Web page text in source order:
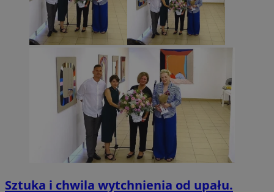
Sztuka i chwila wytchnienia od upału.